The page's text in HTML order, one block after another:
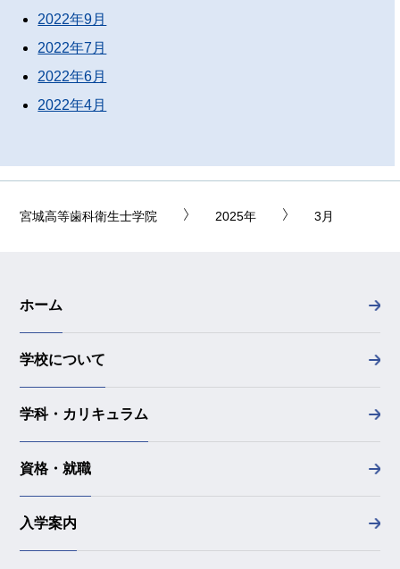
2022年9月
2022年7月
2022年6月
2022年4月
宮城高等歯科衛生士学院 2025年 3月
ホーム
学校について
学科・カリキュラム
資格・就職
入学案内